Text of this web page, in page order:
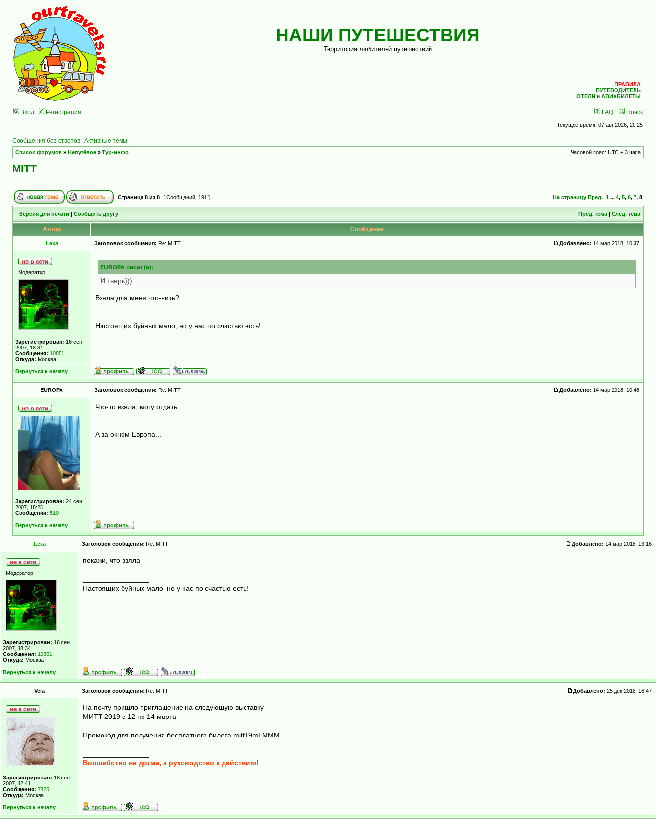
НАШИ ПУТЕШЕСТВИЯ
Территория любителей путешествий
ПРАВИЛА
ПУТЕВОДИТЕЛЬ
ОТЕЛИ и АВИАБИЛЕТЫ
Вход Регистрация FAQ Поиск
Текущее время: 07 авг 2026, 20:25
Сообщения без ответов | Активные темы
Список форумов » Непутёвое » Тур-инфо Часовой пояс: UTC + 3 часа
MITT
Страница 8 из 8 [ Сообщений: 191 ] На страницу Пред. 1 ... 4, 5, 6, 7, 8
Версия для печати | Сообщить другу Пред. тема | След. тема
Автор Сообщение
Lexa Заголовок сообщения: Re: MITT Добавлено: 14 мар 2018, 10:37
Модератор
Зарегистрирован: 16 сен
2007, 18:34
Сообщения: 10851
Откуда: Москва
EUROPA писал(а):
И тверь)))
Взяла для меня что-нить?
Настоящих буйных мало, но у нас по счастью есть!
Вернуться к началу
EUROPA Заголовок сообщения: Re: MITT Добавлено: 14 мар 2018, 10:48
Зарегистрирован: 24 сен
2007, 18:25
Сообщения: 510
Что-то взяла, могу отдать
А за окном Европа...
Вернуться к началу
Lexa Заголовок сообщения: Re: MITT Добавлено: 14 мар 2018, 13:16
Модератор
Зарегистрирован: 16 сен
2007, 18:34
Сообщения: 10851
Откуда: Москва
покажи, что взяла
Настоящих буйных мало, но у нас по счастью есть!
Вернуться к началу
Vera Заголовок сообщения: Re: MITT Добавлено: 25 дек 2018, 16:47
Зарегистрирован: 18 сен
2007, 12:41
Сообщения: 7325
Откуда: Москва
На почту пришло приглашение на следующую выставку
МИТТ 2019 с 12 по 14 марта
Промокод для получения бесплатного билета mitt19mLMMM
Волшебство не догма, а руководство к действию!
Вернуться к началу